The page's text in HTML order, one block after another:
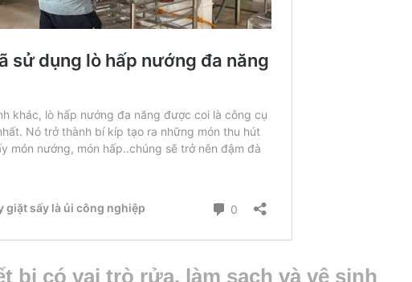
bị có vai trò rửa, làm sạch và vệ sinh